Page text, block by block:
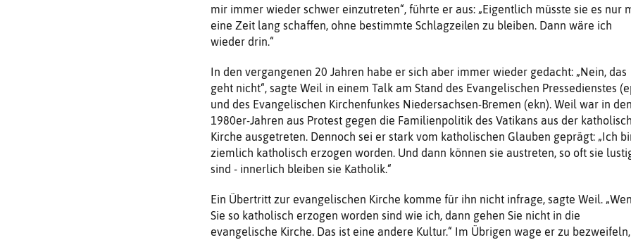
mir immer wieder schwer einzutreten“, führte er aus: „Eigentlich müsste sie es nur
eine Zeit lang schaffen, ohne bestimmte Schlagzeilen zu bleiben. Dann wäre ich
wieder drin.“
In den vergangenen 20 Jahren habe er sich aber immer wieder gedacht: „Nein, das
geht nicht“, sagte Weil in einem Talk am Stand des Evangelischen Pressedienstes
und des Evangelischen Kirchenfunkes Niedersachsen-Bremen (ekn). Weil war in den
1980er-Jahren aus Protest gegen die Familienpolitik des Vatikans aus der
Kirche ausgetreten. Dennoch sei er stark vom katholischen Glauben geprägt: „Ich
ziemlich katholisch erzogen worden. Und dann können sie austreten, so oft sie
sind - innerlich bleiben sie Katholik.“
Ein Übertritt zur evangelischen Kirche komme für ihn nicht infrage, sagte Weil.
Sie so katholisch erzogen worden sind wie ich, dann gehen Sie nicht in die
evangelische Kirche. Das ist eine andere Kultur.“ Im Übrigen wage er zu